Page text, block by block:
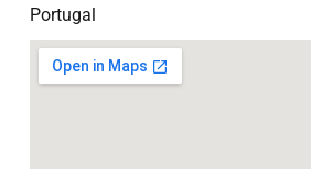
Portugal